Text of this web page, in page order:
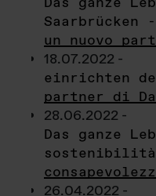
Saarbrücken
un nuovo
18.07.2022 -
einrichten
partner di
28.06.2022 -
Das ganze
26.04.2022 -